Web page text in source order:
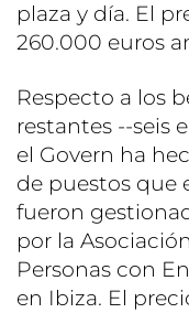
plaza y día. El
260.000 euros
Respecto a los
restantes --seis
el Govern ha
de puestos que
fueron
por la
Personas con
en Ibiza. El